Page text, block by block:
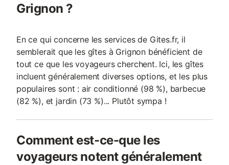
Grignon ?
En ce qui concerne les services de Gites.fr, il
semblerait que les gîtes à Grignon bénéficient de
tout ce que les voyageurs cherchent. Ici, les gîtes
incluent généralement diverses options, et les plus
populaires sont : air conditionné (98 %), barbecue
(82 %), et jardin (73 %)... Plutôt sympa !
Comment est-ce-que les
voyageurs notent généralement